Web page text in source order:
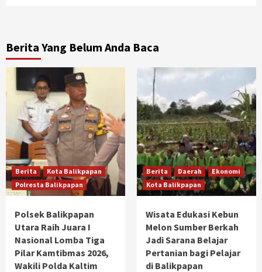
Berita Yang Belum Anda Baca
Berita
Kota Balikpapan
Polresta Balikpapan
Polsek Balikpapan
Utara Raih Juara I
Nasional Lomba Tiga
Pilar Kamtibmas 2026,
Wakili Polda Kaltim
Berita Daerah
Ekonomi
Kota Balikpapan
Wisata Edukasi Kebun
Melon Sumber Berkah
Jadi Sarana Belajar
Pertanian bagi Pelajar
di Balikpapan